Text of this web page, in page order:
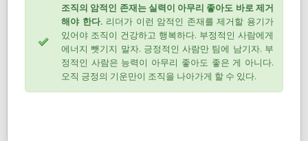
조직의 암적인 존재는 실력이 아무리 좋아도 바로 제거
해야 한다. 리더가 이런 암적인 존재를 제거할 용기가
있어야 조직이 건강하고 행복하다. 부정적인 사람에게
에너지 뺏기지 말자. 긍정적인 사람만 팀에 남기자. 부
정적인 사람은 능력이 아무리 좋아도 좋은 게 아니다.
오직 긍정의 기운만이 조직을 나아가게 할 수 있다.